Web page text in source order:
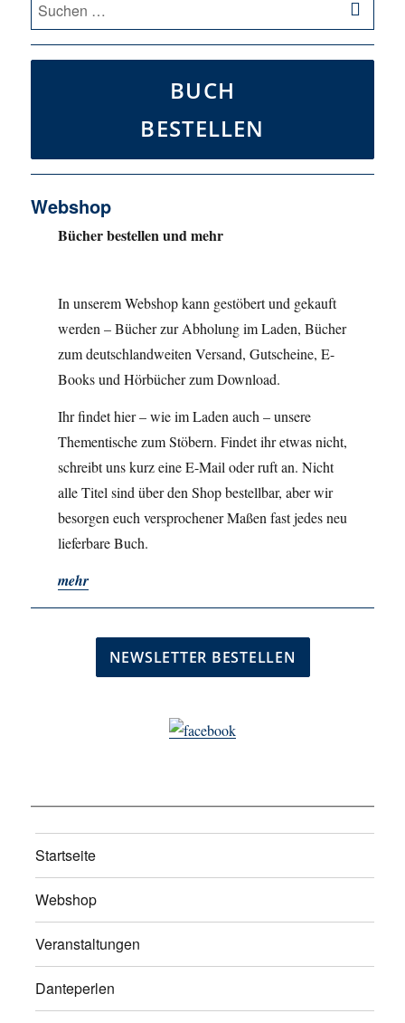
nach:
BUCH
BESTELLEN
Webshop
Bücher bestellen und mehr
In unserem Webshop kann gestöbert und gekauft
werden – Bücher zur Abholung im Laden, Bücher
zum deutschlandweiten Versand, Gutscheine, E-
Books und Hörbücher zum Download.
Ihr findet hier – wie im Laden auch – unsere
Thementische zum Stöbern. Findet ihr etwas nicht,
schreibt uns kurz eine E-Mail oder ruft an. Nicht
alle Titel sind über den Shop bestellbar, aber wir
besorgen euch versprochener Maßen fast jedes neu
lieferbare Buch.
mehr
Startseite
Webshop
Veranstaltungen
Danteperlen